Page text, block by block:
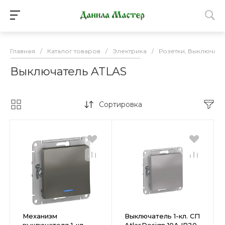
Главная / Каталог товаров / Электрика / Розетки,
Выключатель ATLAS
Сортировка
Механизм
Выключатель 1-кл. СП